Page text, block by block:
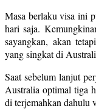
Masa berlaku visa ini
hari saja.
sayangkan, akan
yang singkat di
Saat sebelum lanjut
Australia optimal tiga
di terjemahkan dahulu